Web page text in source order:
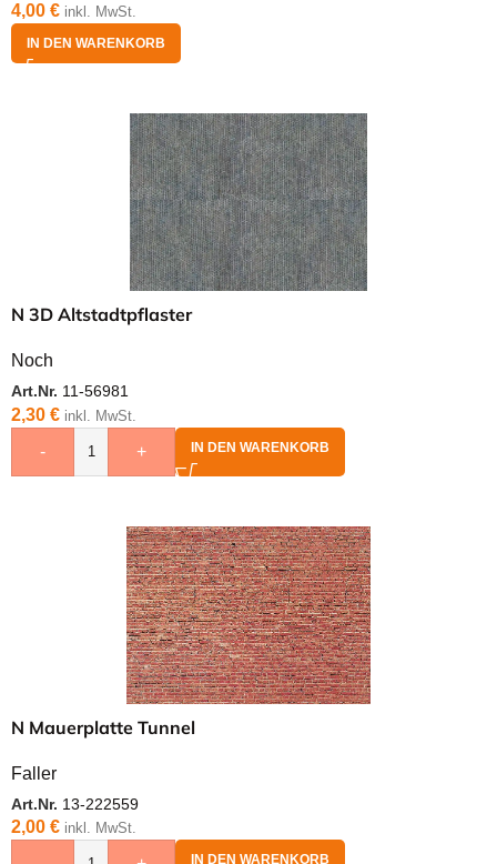
4,00 € inkl. MwSt.
IN DEN WARENKORB
N 3D Altstadtpflaster
Noch
Art.Nr. 11-56981
2,30 € inkl. MwSt.
- + IN DEN WARENKORB
N Mauerplatte Tunnel
Faller
Art.Nr. 13-222559
2,00 € inkl. MwSt.
IN DEN WARENKORB